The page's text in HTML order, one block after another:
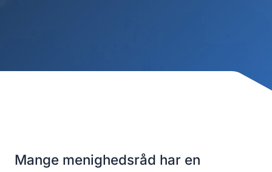
Mange menighedsråd har en